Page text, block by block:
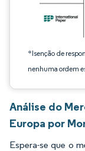
*Isenção de
nenhuma ordem
Análise do
Europa por
Espera-se que o